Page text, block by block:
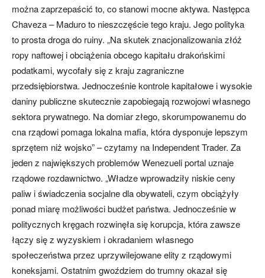
można zaprzepaścić to, co stanowi mocne aktywa. Następca
Chaveza – Maduro to nieszczęście tego kraju. Jego polityka
to prosta droga do ruiny. „Na skutek znacjonalizowania złóż
ropy naftowej i obciążenia obcego kapitału drakońskimi
podatkami, wycofały się z kraju zagraniczne
przedsiębiorstwa. Jednocześnie kontrole kapitałowe i wysokie
daniny publiczne skutecznie zapobiegają rozwojowi własnego
sektora prywatnego. Na domiar złego, skorumpowanemu do
cna rządowi pomaga lokalna mafia, która dysponuje lepszym
sprzętem niż wojsko” – czytamy na Independent Trader. Za
jeden z największych problemów Wenezueli portal uznaje
rządowe rozdawnictwo. „Władze wprowadziły niskie ceny
paliw i świadczenia socjalne dla obywateli, czym obciążyły
ponad miarę możliwości budżet państwa. Jednocześnie w
politycznych kręgach rozwinęła się korupcja, która zawsze
łączy się z wyzyskiem i okradaniem własnego
społeczeństwa przez uprzywilejowane elity z rządowymi
koneksjami. Ostatnim gwoździem do trumny okazał się